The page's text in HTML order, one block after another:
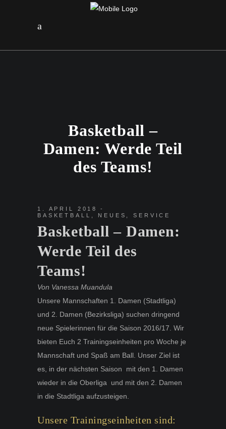
Basketball –
Damen: Werde Teil
des Teams!
1. APRIL 2018
BASKETBALL
NEUES ,SERVICE
Basketball – Damen:
Werde Teil des
Teams!
Von Vanessa Muandula
Unsere Mannschaften 1. Damen (Stadtliga)
und 2. Damen (Bezirksliga) suchen dringend
neue Spielerinnen für die Saison 2016/17. Wir
bieten Euch 2 Trainingseinheiten pro Woche je
Mannschaft und Spaß am Ball. Unser Ziel ist
es, in der nächsten Saison mit den 1. Damen
wieder in die Oberliga und mit den 2. Damen
in die Stadtliga aufzusteigen.
Unsere Trainingseinheiten sind: